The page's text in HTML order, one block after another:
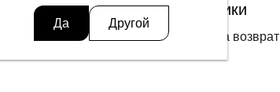
Да Другой
Характеристики
14 дней на возврат